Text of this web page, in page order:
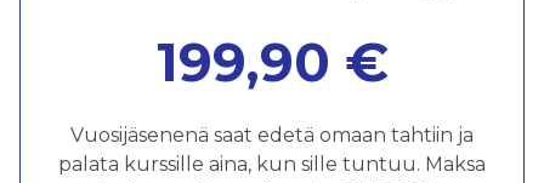
199,90 €
Vuosijäsenenä saat edetä omaan tahtiin ja
palata kurssille aina, kun sille tuntuu. Maksa